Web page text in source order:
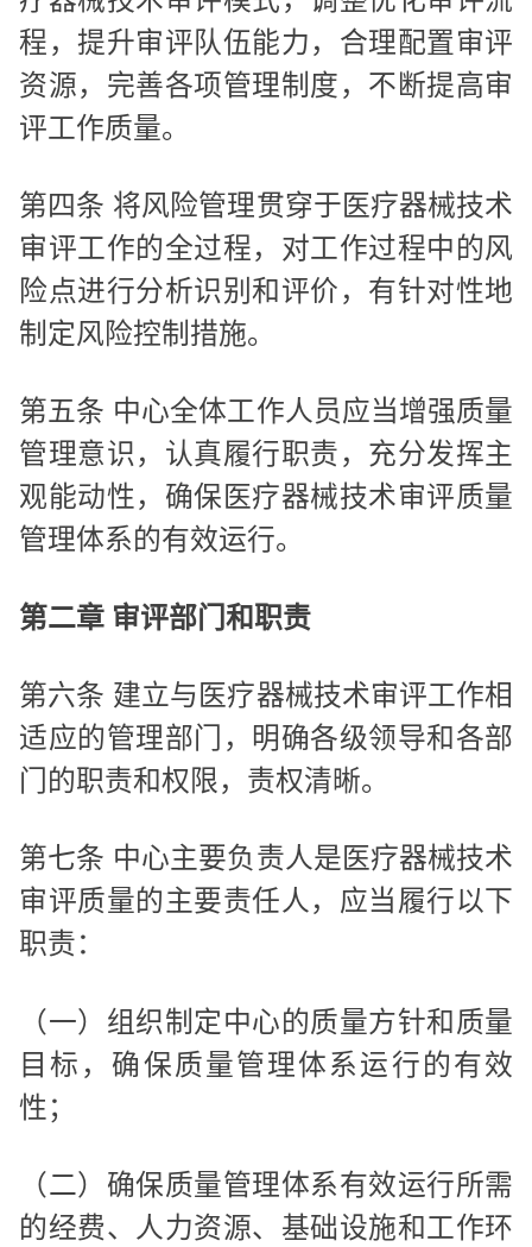
程，提升审评队伍能力，合理配置审评
资源，完善各项管理制度，不断提高审
评工作质量。
第四条 将风险管理贯穿于医疗器械技术
审评工作的全过程，对工作过程中的风
险点进行分析识别和评价，有针对性地
制定风险控制措施。
第五条 中心全体工作人员应当增强质量
管理意识，认真履行职责，充分发挥主
观能动性，确保医疗器械技术审评质量
管理体系的有效运行。
第二章 审评部门和职责
第六条 建立与医疗器械技术审评工作相
适应的管理部门，明确各级领导和各部
门的职责和权限，责权清晰。
第七条 中心主要负责人是医疗器械技术
审评质量的主要责任人，应当履行以下
职责：
（一）组织制定中心的质量方针和质量
目标，确保质量管理体系运行的有效
性；
（二）确保质量管理体系有效运行所需
的经费、人力资源、基础设施和工作环